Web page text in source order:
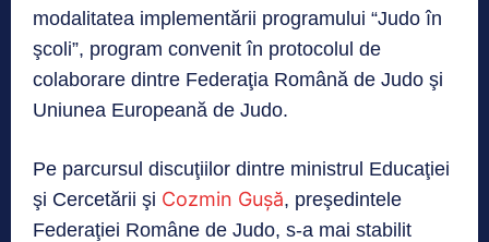
modalitatea implementării programului “Judo în
şcoli”, program convenit în protocolul de
colaborare dintre Federaţia Română de Judo şi
Uniunea Europeană de Judo.
Pe parcursul discuţiilor dintre ministrul Educaţiei
şi Cercetării şi Cozmin Guşă, preşedintele
Federaţiei Române de Judo, s-a mai stabilit